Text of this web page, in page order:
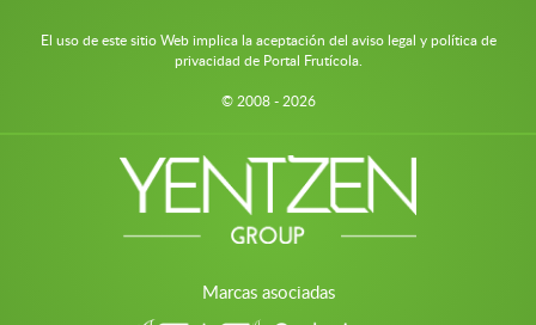
El uso de este sitio Web implica la aceptación del aviso legal y política de
privacidad de Portal Frutícola.
© 2008 - 2026
Marcas asociadas